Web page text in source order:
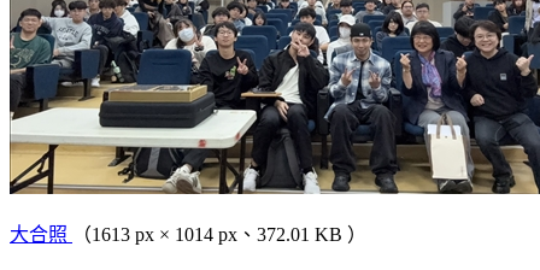
大合照 （1613 px × 1014 px、372.01 KB ）